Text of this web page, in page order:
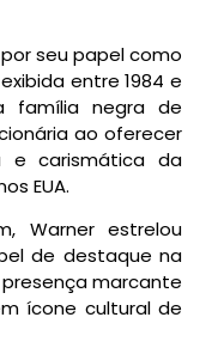
seu papel como
entre 1984 e
família negra de
ao oferecer
e carismática da
EUA.
Warner estrelou
de destaque na
presença marcante
ícone cultural de